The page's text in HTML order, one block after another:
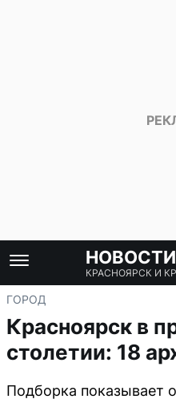
НОВОСТИ
КРАСНОЯРСК И
ГОРОД
Красноярск в
столетии: 18
Подборка показывает